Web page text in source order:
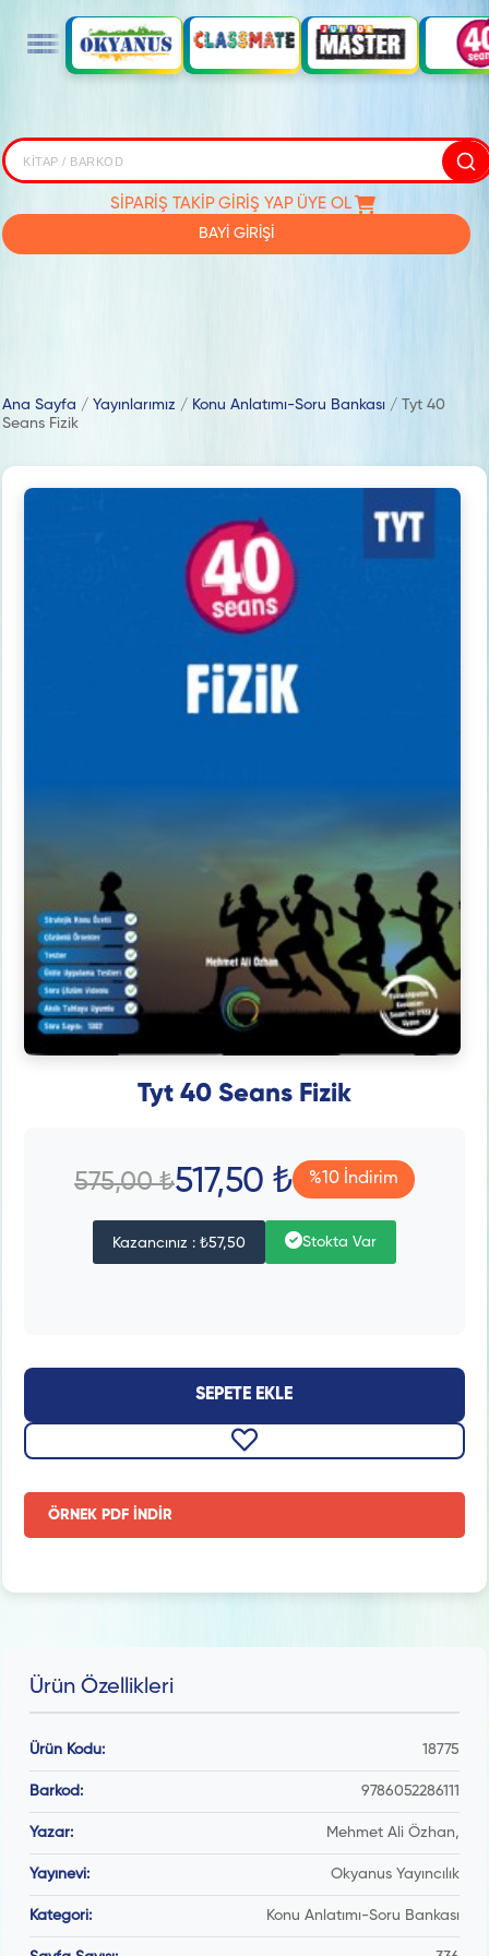
SİPARİŞ TAKİP GİRİŞ YAP ÜYE OL
BAYİ GİRİŞİ
Ana Sayfa / Yayınlarımız / Konu Anlatımı-Soru Bankası /Tyt 40
Seans Fizik
Tyt 40 Seans Fizik
575,00 ₺517,50 ₺ %10 İndirim
Kazancınız : ₺57,50 Stokta Var
SEPETE EKLE
ÖRNEK PDF İNDİR
Ürün Özellikleri
Ürün Kodu: 18775
Barkod: 9786052286111
Yazar: Mehmet Ali Özhan,
Yayınevi: Okyanus Yayıncılık
Kategori: Konu Anlatımı-Soru Bankası